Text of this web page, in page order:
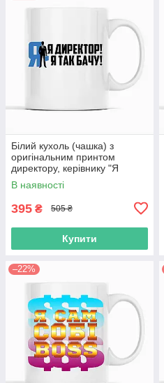
Білий кухоль (чашка) з
оригінальним принтом
директору, керівнику "Я
директор. Я так бачу"
В наявності
395 ₴ 505 ₴
Купити
–22%